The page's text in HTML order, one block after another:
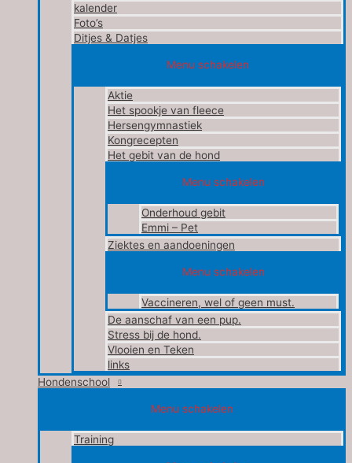
kalender
Foto’s
Ditjes & Datjes
Menu schakelen
Aktie
Het spookje van fleece
Hersengymnastiek
Kongrecepten
Het gebit van de hond
Menu schakelen
Onderhoud gebit
Emmi – Pet
Ziektes en aandoeningen
Menu schakelen
Vaccineren, wel of geen must.
De aanschaf van een pup.
Stress bij de hond.
Vlooien en Teken
links
Hondenschool
Menu schakelen
Training